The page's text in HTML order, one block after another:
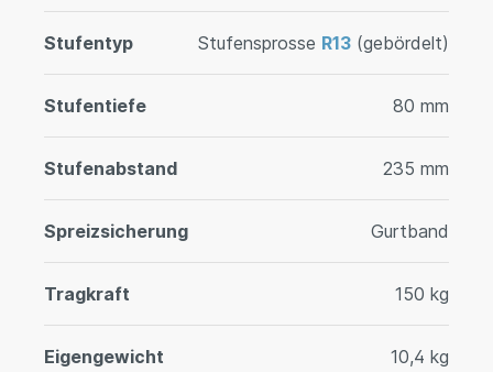
Stufentyp Stufensprosse R13 (gebördelt)
Stufentiefe 80 mm
Stufenabstand 235 mm
Spreizsicherung Gurtband
Tragkraft 150 kg
Eigengewicht 10,4 kg